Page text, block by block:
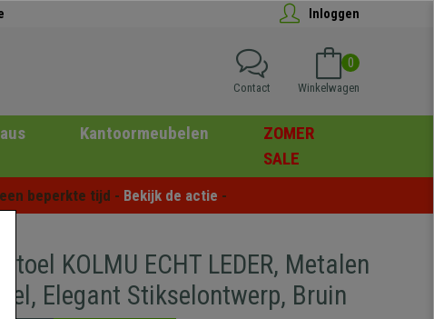
Inloggen
0
Winkelwagen
Contact
Kantoormeubelen
ZOMER
SALE
beperkte tijd - Bekijk de actie -
KOLMU ECHT LEDER, Metalen
Elegant Stikselontwerp, Bruin